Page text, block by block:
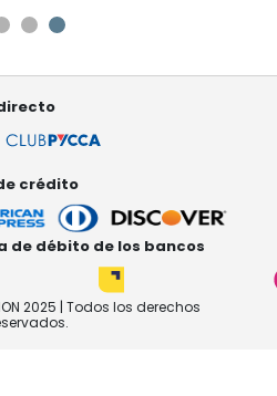
crédito
de débito de los bancos
2025 | Todos los derechos